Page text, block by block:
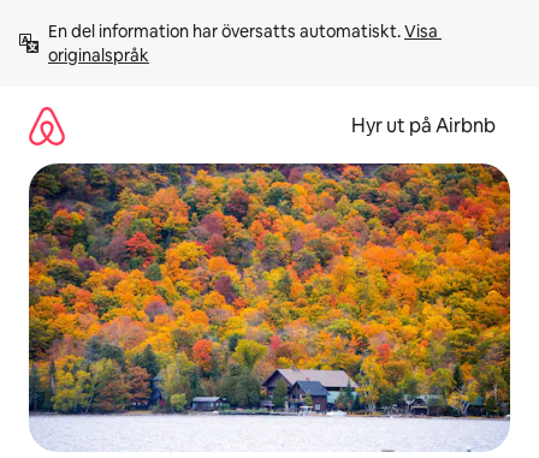
innehåll
En del information har översatts automatiskt. Visa
originalspråk
Hyr ut på Airbnb